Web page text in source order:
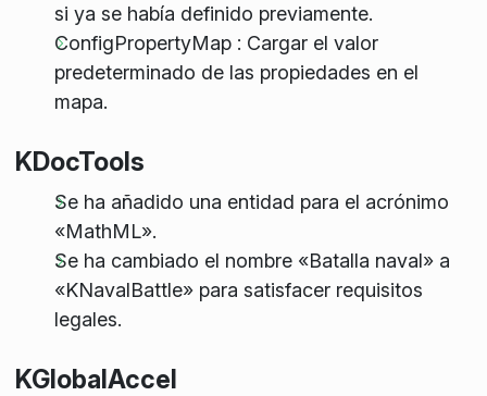
si ya se había definido previamente.
ConfigPropertyMap : Cargar el valor
predeterminado de las propiedades en el
mapa.
KDocTools
Se ha añadido una entidad para el acrónimo
«MathML».
Se ha cambiado el nombre «Batalla naval» a
«KNavalBattle» para satisfacer requisitos
legales.
KGlobalAccel